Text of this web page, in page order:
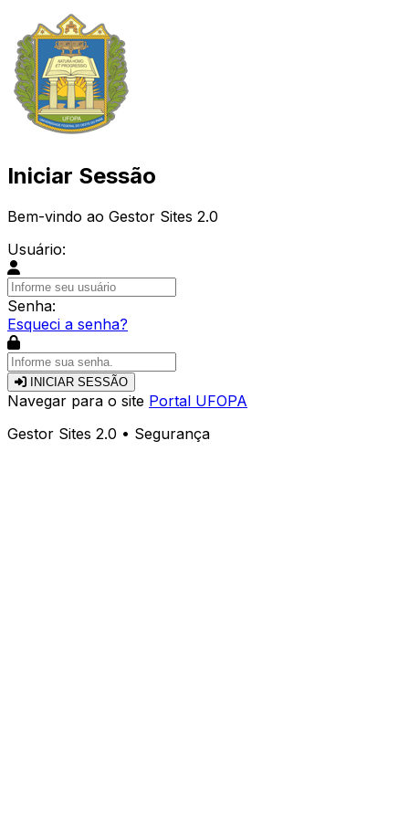
Iniciar Sessão
Bem-vindo ao Gestor Sites 2.0
Usuário:
Senha:
Esqueci a senha?
INICIAR SESSÃO
Navegar para o site Portal UFOPA
Gestor Sites 2.0 • Segurança